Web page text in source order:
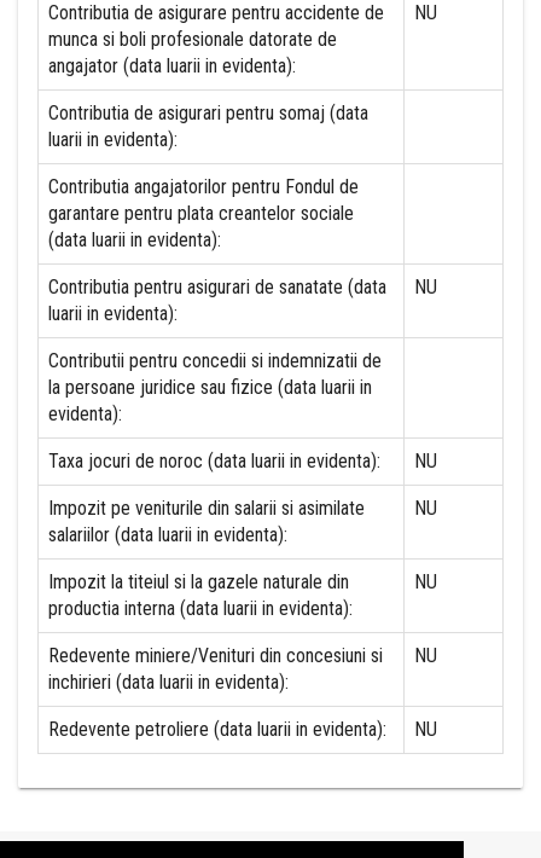
Contributia de asigurare pentru accidente de
munca si boli profesionale datorate de
angajator (data luarii in evidenta):
NU
Contributia de asigurari pentru somaj (data
luarii in evidenta):
Contributia angajatorilor pentru Fondul de
garantare pentru plata creantelor sociale
(data luarii in evidenta):
Contributia pentru asigurari de sanatate (data
luarii in evidenta):
NU
Contributii pentru concedii si indemnizatii de
la persoane juridice sau fizice (data luarii in
evidenta):
Taxa jocuri de noroc (data luarii in evidenta): NU
Impozit pe veniturile din salarii si asimilate
salariilor (data luarii in evidenta):
NU
Impozit la titeiul si la gazele naturale din
productia interna (data luarii in evidenta):
NU
Redevente miniere/Venituri din concesiuni si
inchirieri (data luarii in evidenta):
NU
Redevente petroliere (data luarii in evidenta): NU